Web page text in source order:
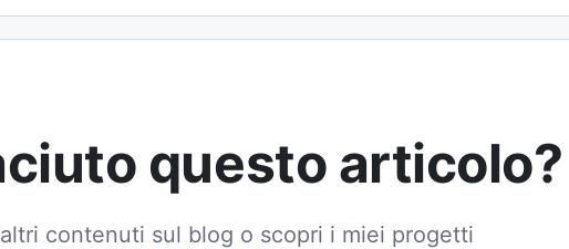
questo articolo?
contenuti sul blog o scopri i miei progetti